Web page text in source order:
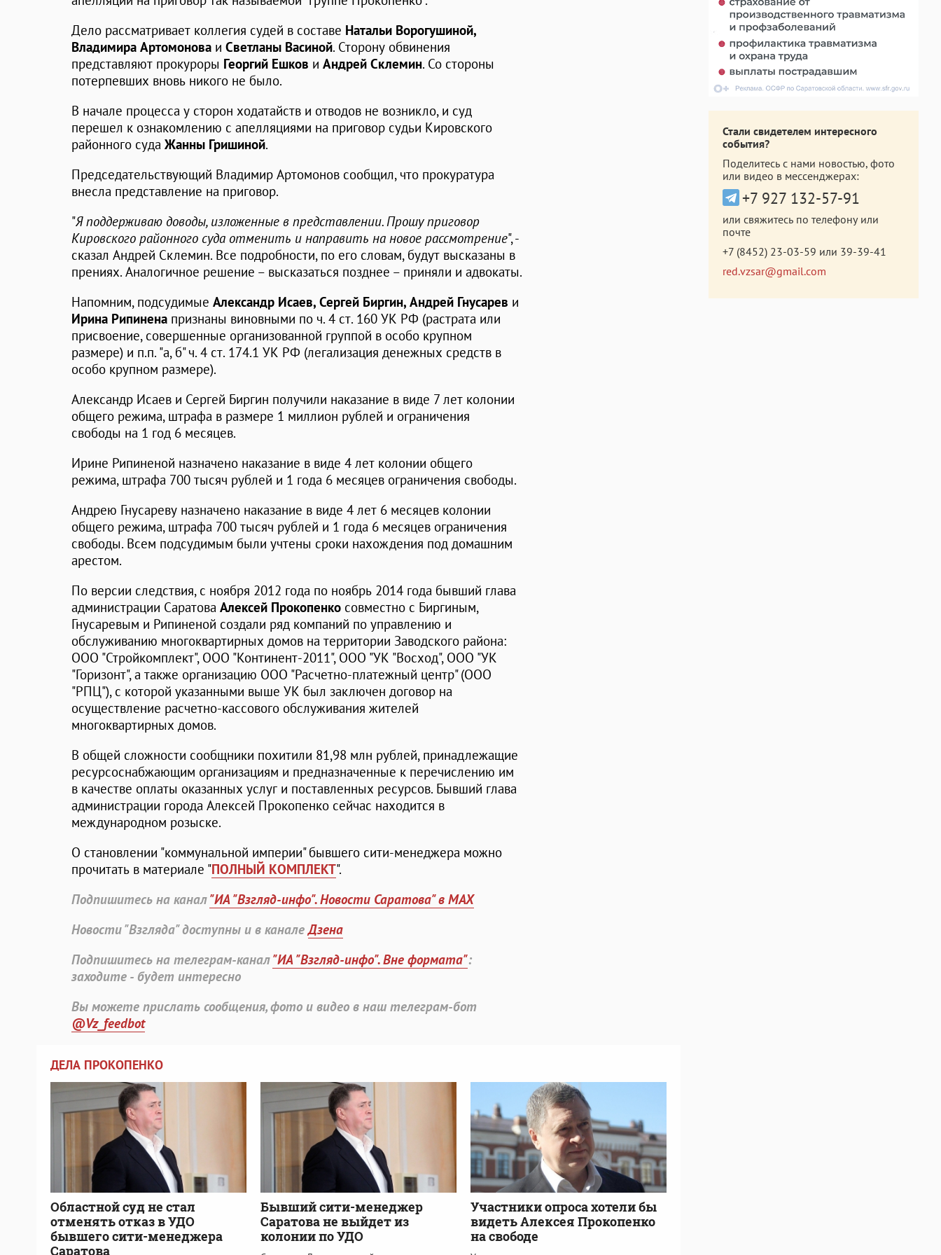
Дело рассматривает коллегия судей в составе Натальи Ворогушиной,
Владимира Артомонова и Светланы Васиной. Сторону обвинения
представляют прокуроры Георгий Ешков и Андрей Склемин. Со стороны
потерпевших вновь никого не было.
В начале процесса у сторон ходатайств и отводов не возникло, и суд
перешел к ознакомлению с апелляциями на приговор судьи Кировского
районного суда Жанны Гришиной.
Председательствующий Владимир Артомонов сообщил, что прокуратура
внесла представление на приговор.
"Я поддерживаю доводы, изложенные в представлении. Прошу приговор
Кировского районного суда отменить и направить на новое рассмотрение", -
сказал Андрей Склемин. Все подробности, по его словам, будут высказаны в
прениях. Аналогичное решение – высказаться позднее – приняли и адвокаты.
Напомним, подсудимые Александр Исаев, Сергей Биргин, Андрей Гнусарев и
Ирина Рипинена признаны виновными по ч. 4 ст. 160 УК РФ (растрата или
присвоение, совершенные организованной группой в особо крупном
размере) и п.п. "а, б" ч. 4 ст. 174.1 УК РФ (легализация денежных средств в
особо крупном размере).
Александр Исаев и Сергей Биргин получили наказание в виде 7 лет колонии
общего режима, штрафа в размере 1 миллион рублей и ограничения
свободы на 1 год 6 месяцев.
Ирине Рипиненой назначено наказание в виде 4 лет колонии общего
режима, штрафа 700 тысяч рублей и 1 года 6 месяцев ограничения свободы.
Андрею Гнусареву назначено наказание в виде 4 лет 6 месяцев колонии
общего режима, штрафа 700 тысяч рублей и 1 года 6 месяцев ограничения
свободы. Всем подсудимым были учтены сроки нахождения под домашним
арестом.
По версии следствия, с ноября 2012 года по ноябрь 2014 года бывший глава
администрации Саратова Алексей Прокопенко совместно с Биргиным,
Гнусаревым и Рипиненой создали ряд компаний по управлению и
обслуживанию многоквартирных домов на территории Заводского района:
ООО "Стройкомплект", ООО "Континент-2011", ООО "УК "Восход", ООО "УК
"Горизонт", а также организацию ООО "Расчетно-платежный центр" (ООО
"РПЦ"), с которой указанными выше УК был заключен договор на
осуществление расчетно-кассового обслуживания жителей
многоквартирных домов.
В общей сложности сообщники похитили 81,98 млн рублей, принадлежащие
ресурсоснабжающим организациям и предназначенные к перечислению им
в качестве оплаты оказанных услуг и поставленных ресурсов. Бывший глава
администрации города Алексей Прокопенко сейчас находится в
международном розыске.
О становлении "коммунальной империи" бывшего сити-менеджера можно
прочитать в материале "ПОЛНЫЙ КОМПЛЕКТ".
Подпишитесь на канал"ИА "Взгляд-инфо". Новости Саратова" в MAX
Новости "Взгляда" доступны и в каналеДзена
Подпишитесь на телеграм-канал"ИА "Взгляд-инфо". Вне формата":
заходите - будет интересно
Вы можете прислать сообщения, фото и видео в наш телеграм-бот
@Vz_feedbot
ДЕЛА ПРОКОПЕНКО
Областной суд не стал
отменять отказ в УДО
бывшего сити-менеджера
Саратова
Бывший сити-менеджер
Саратова не выйдет из
колонии по УДО
Участники опроса хотели бы
видеть Алексея Прокопенко
на свободе
Стали свидетелем интересного
события?
Поделитесь с нами новостью, фото
или видео в мессенджерах:
+7 927 132-57-91
или свяжитесь по телефону или
почте
+7 (8452) 23-03-59 или 39-39-41
red.vzsar@gmail.com